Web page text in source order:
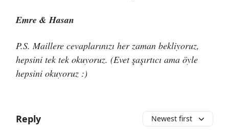
Emre & Hasan
P.S. Maillere cevaplarınızı her zaman bekliyoruz,
hepsini tek tek okuyoruz. (Evet şaşırtıcı ama öyle
hepsini okuyoruz :)
Reply Newest first